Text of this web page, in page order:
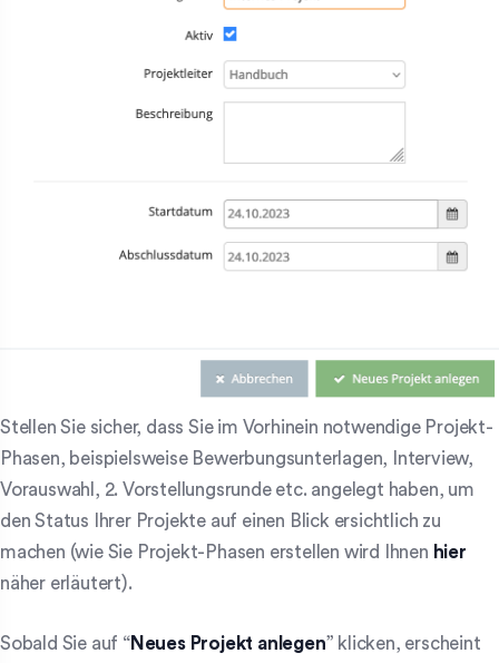
Stellen Sie sicher, dass Sie im Vorhinein notwendige Projekt-
Phasen, beispielsweise Bewerbungsunterlagen, Interview,
Vorauswahl, 2. Vorstellungsrunde etc. angelegt haben, um
den Status Ihrer Projekte auf einen Blick ersichtlich zu
machen (wie Sie Projekt-Phasen erstellen wird Ihnen hier
näher erläutert).
Sobald Sie auf “Neues Projekt anlegen” klicken, erscheint